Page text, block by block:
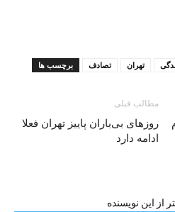
برچسب ها تصادف تهران
مطالب قبلی
روزهای بی‌باران پاییز تهران فعلا
ادامه دارد
از این نویسنده